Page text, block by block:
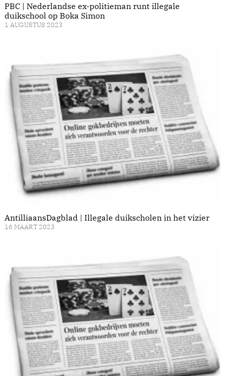
PBC | Nederlandse ex-politieman runt illegale
duikschool op Boka Simon
1 AUGUSTUS 2023
AntilliaansDagblad | Illegale duikscholen in het vizier
16 MAART 2023